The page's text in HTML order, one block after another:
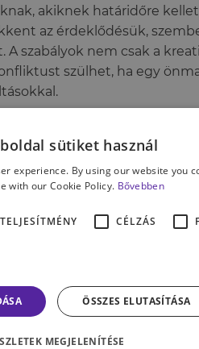
akiknek határidőre
az érdeklődésük,
szabályok nem csak a
szülhet, ha egy
sütiket használ
experience. By using our website you
with our Cookie Policy. Bővebben
TELJESÍTMÉNY CÉLZÁS
ÖSSZES ELUTASÍTÁSA
MEGJELENÍTÉSE